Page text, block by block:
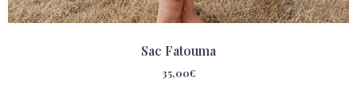
Sac Fatouma
35,00€